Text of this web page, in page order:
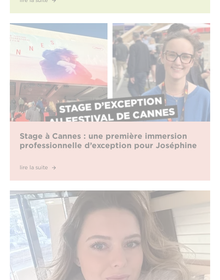
Stage à Cannes : une première immersion
professionnelle d’exception pour Joséphine
lire la suite